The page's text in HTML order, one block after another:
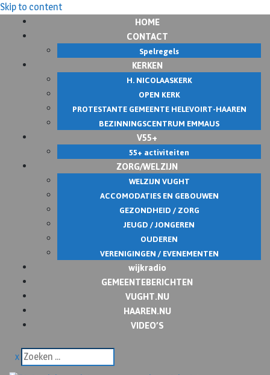
Skip to content
HOME
CONTACT
Spelregels
KERKEN
H. NICOLAASKERK
OPEN KERK
PROTESTANTE GEMEENTE HELEVOIRT-HAAREN
BEZINNINGSCENTRUM EMMAUS
V55+
55+ activiteiten
ZORG/WELZIJN
WELZIJN VUGHT
ACCOMODATIES EN GEBOUWEN
GEZONDHEID / ZORG
JEUGD / JONGEREN
OUDEREN
VERENIGINGEN / EVENEMENTEN
wijkradio
GEMEENTEBERICHTEN
VUGHT.NU
HAAREN.NU
VIDEO’S
x